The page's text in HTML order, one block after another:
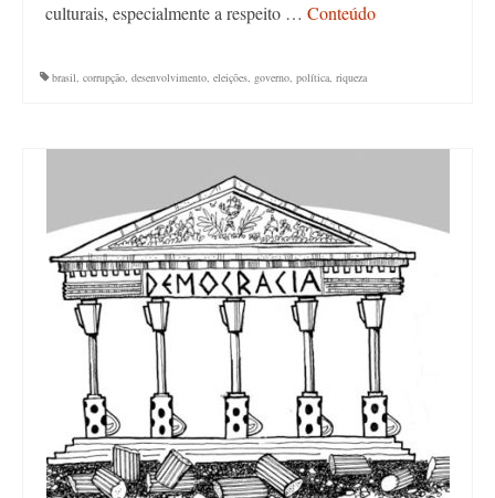
culturais, especialmente a respeito … Conteúdo
brasil, corrupção, desenvolvimento, eleições, governo, política, riqueza